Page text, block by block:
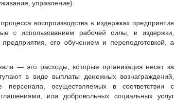
управление).
воспроизводства в издержках предприятия
с использованием рабочей силы, и издержки,
его обучением и переподготовкой, а
— это расходы, которые организация несет за
в виде выплаты денежных вознаграждений,
персонала, осуществляемых в соответствии с
или добровольных социальных услуг